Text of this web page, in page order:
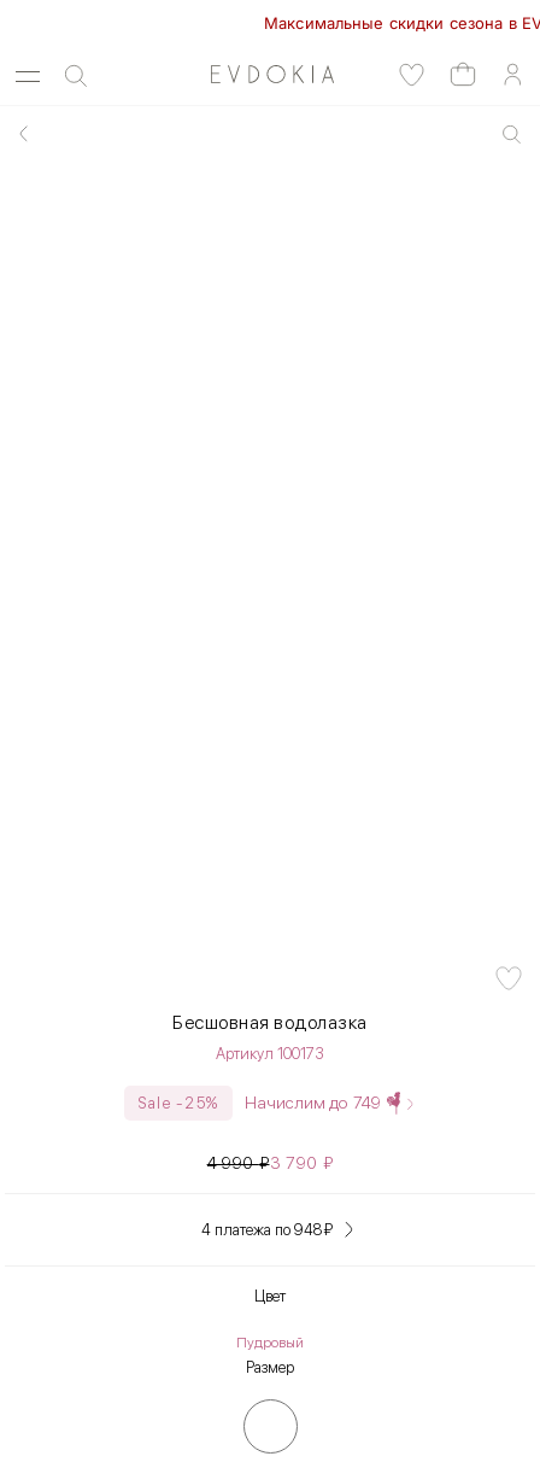
Максимальные скидки сезона в
Бесшовная водолазка
Артикул 100173
Sale -25% Начислим до 749
4 990₽3 790 ₽
4 платежа по 948₽
Цвет
Пудровый
Размер